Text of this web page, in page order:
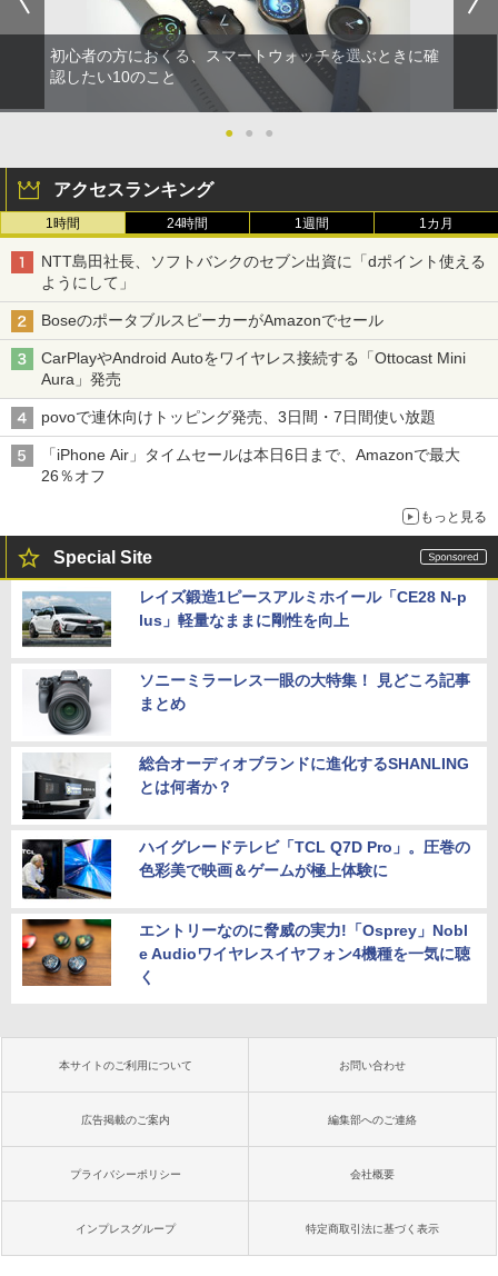
初心者の方におくる、スマートウォッチを選ぶときに確
認したい10のこと
● ● ●
アクセスランキング
1時間 24時間 1週間 1カ月
NTT島田社長、ソフトバンクのセブン出資に「dポイント使える
ようにして」
BoseのポータブルスピーカーがAmazonでセール
CarPlayやAndroid Autoをワイヤレス接続する「Ottocast Mini
Aura」発売
povoで連休向けトッピング発売、3日間・7日間使い放題
「iPhone Air」タイムセールは本日6日まで、Amazonで最大
26％オフ
もっと見る
Special Site
レイズ鍛造1ピースアルミホイール「CE28 N-p
lus」軽量なままに剛性を向上
ソニーミラーレス一眼の大特集！ 見どころ記事
まとめ
総合オーディオブランドに進化するSHANLING
とは何者か？
ハイグレードテレビ「TCL Q7D Pro」。圧巻の
色彩美で映画＆ゲームが極上体験に
エントリーなのに脅威の実力!「Osprey」Nobl
e Audioワイヤレスイヤフォン4機種を一気に聴
く
本サイトのご利用について お問い合わせ
広告掲載のご案内 編集部へのご連絡
プライバシーポリシー 会社概要
インプレスグループ 特定商取引法に基づく表示